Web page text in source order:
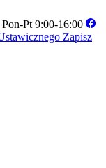
Pon-Pt 9:00-16:00
Zapisz